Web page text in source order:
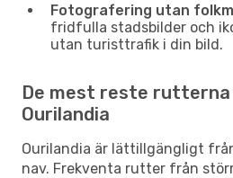
Fotografering utan
fridfulla stadsbilder och
utan turisttrafik i din bild.
De mest reste
Ourilandia
Ourilandia är lättillgängligt
nav. Frekventa rutter från